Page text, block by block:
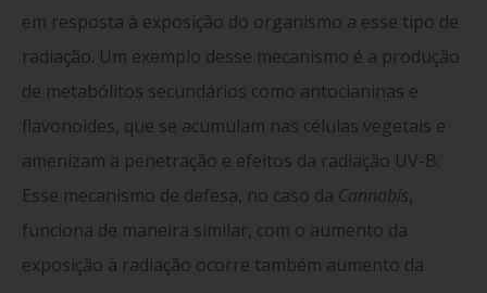
em resposta à exposição do organismo a esse tipo de
radiação. Um exemplo desse mecanismo é a produção
de metabólitos secundários como antocianinas e
flavonoides, que se acumulam nas células vegetais e
amenizam a penetração e efeitos da radiação UV-B.
Esse mecanismo de defesa, no caso da Cannabis
funciona de maneira similar, com o aumento da
exposição à radiação ocorre também aumento da